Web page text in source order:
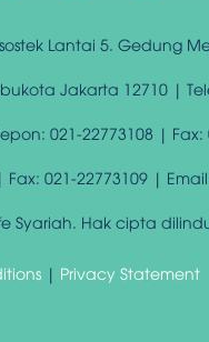
Lantai 5. Gedung
Jakarta 12710 |
021-22773108 | Fax:
Fax: 021-22773109 |
Syariah. Hak cipta
| Privacy Statement